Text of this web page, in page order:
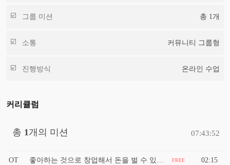
그룹 미션 총 1 개
소통 커뮤니티 그룹형
진행방식 온라인 수업
커리큘럼
총 1개의 미션 07:43:52
OT 좋아하는 것으로 창업해서 돈을 벌 수 있는 정부지원사업 FREE 02:15